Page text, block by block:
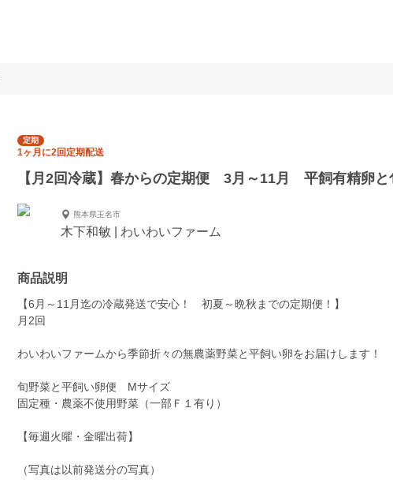
定期
1ヶ月に2回定期配送
【月2回冷蔵】春からの定期便 3月～11月 平飼有精卵と
熊本県玉名市
木下和敏 | わいわいファーム
商品説明
【6月～11月迄の冷蔵発送で安心！ 初夏～晩秋までの定期便！】
月2回
わいわいファームから季節折々の無農薬野菜と平飼い卵をお届けします！
旬野菜と平飼い卵便 Mサイズ
固定種・農薬不使用野菜（一部Ｆ１有り）
【毎週火曜・金曜出荷】
（写真は以前発送分の写真）